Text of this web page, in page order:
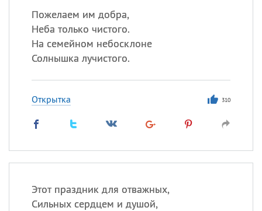
Пожелаем им добра,
Неба только чистого.
На семейном небосклоне
Солнышка лучистого.
Открытка 310
Этот праздник для отважных,
Сильных сердцем и душой,